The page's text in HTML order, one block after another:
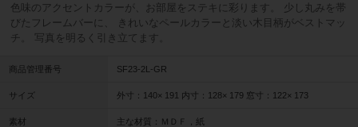
色味のアクセントカラーが、お部屋をステキに彩ります。 少し丸みを帯
びたフレームバーに、 きれいなペールカラーと淡い木目柄がベストマッ
チ。 写真を明るく引き立てます。
商品管理番号 SF23-2L-GR
サイズ 外寸：140× 191 内寸：128× 179 窓寸：122× 173
素材 主な材質：ＭＤＦ，紙